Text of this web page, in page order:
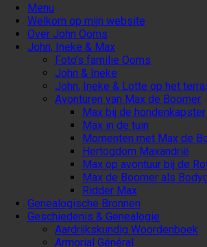
Menu
Welkom op mijn website
Over John Ooms
John, Ineke & Max
Foto’s familie Ooms
John & Ineke
John, Ineke & Lotte op het
Avonturen van Max de Boomer
Max bij de hondenkapster
Max in de tuin
Momenten met Max de
Hertogdom Maxandrië
Max op avontuur bij de
Max de Boomer als
Ridder Max
Genealogische Bronnen
Geschiedenis & Genealogie
Aardrijkskundig Woordenboek
Armorial Général